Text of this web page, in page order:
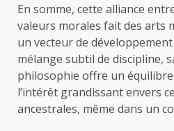
En somme, cette alliance
valeurs morales fait des arts
un vecteur de
mélange subtil de discipline,
philosophie offre un
l’intérêt grandissant envers
ancestrales, même dans un